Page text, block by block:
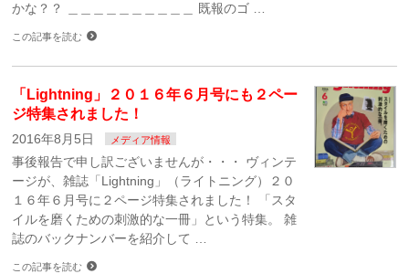
かな？？ ＿＿＿＿＿＿＿＿＿＿ 既報のゴ …
この記事を読む
「Lightning」２０１６年６月号にも２ペー
ジ特集されました！
2016年8月5日 メディア情報
事後報告で申し訳ございませんが・・・ ヴィンテ
ージが、雑誌「Lightning」（ライトニング）２０
１６年６月号に２ページ特集されました！ 「スタ
イルを磨くための刺激的な一冊」という特集。 雑
誌のバックナンバーを紹介して …
この記事を読む